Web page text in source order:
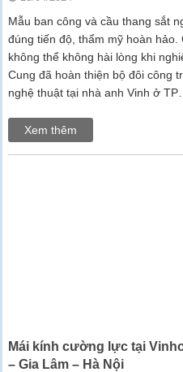
Mẫu ban công và cầu thang sắt
đúng tiến độ, thẩm mỹ hoàn
không thể không hài lòng khi
Cung đã hoàn thiện bộ đôi công
nghệ thuật tại nhà anh Vinh ở TP…
Xem thêm
Mái kính cường lực tại
– Gia Lâm – Hà Nội